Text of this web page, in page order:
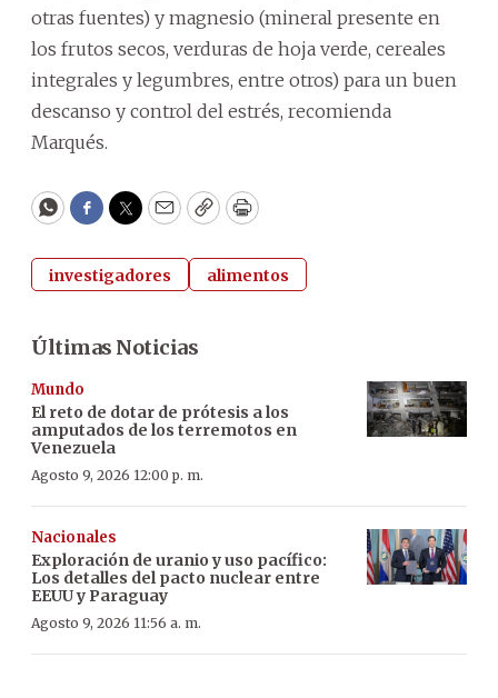
otras fuentes) y magnesio (mineral presente en
los frutos secos, verduras de hoja verde, cereales
integrales y legumbres, entre otros) para un buen
descanso y control del estrés, recomienda
Marqués.
WhatsApp
Facebook
Twitter
EmailCopyPrint
investigadores alimentos
Últimas Noticias
Mundo
El reto de dotar de prótesis a los
amputados de los terremotos en
Venezuela
Agosto 9, 2026 12:00 p. m.
Nacionales
Exploración de uranio y uso pacífico:
Los detalles del pacto nuclear entre
EEUU y Paraguay
Agosto 9, 2026 11:56 a. m.